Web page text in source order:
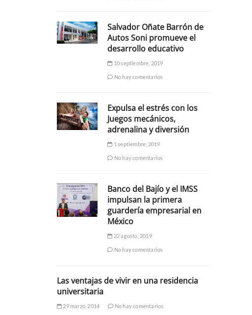
Salvador Oñate Barrón de
Autos Soni promueve el
desarrollo educativo
10 septiembre, 2019
No hay comentarios
Expulsa el estrés con los
Juegos mecánicos,
adrenalina y diversión
1 septiembre, 2019
No hay comentarios
Banco del Bajío y el IMSS
impulsan la primera
guardería empresarial en
México
22 agosto, 2019
No hay comentarios
Las ventajas de vivir en una residencia
universitaria
29 marzo, 2014 No hay comentarios